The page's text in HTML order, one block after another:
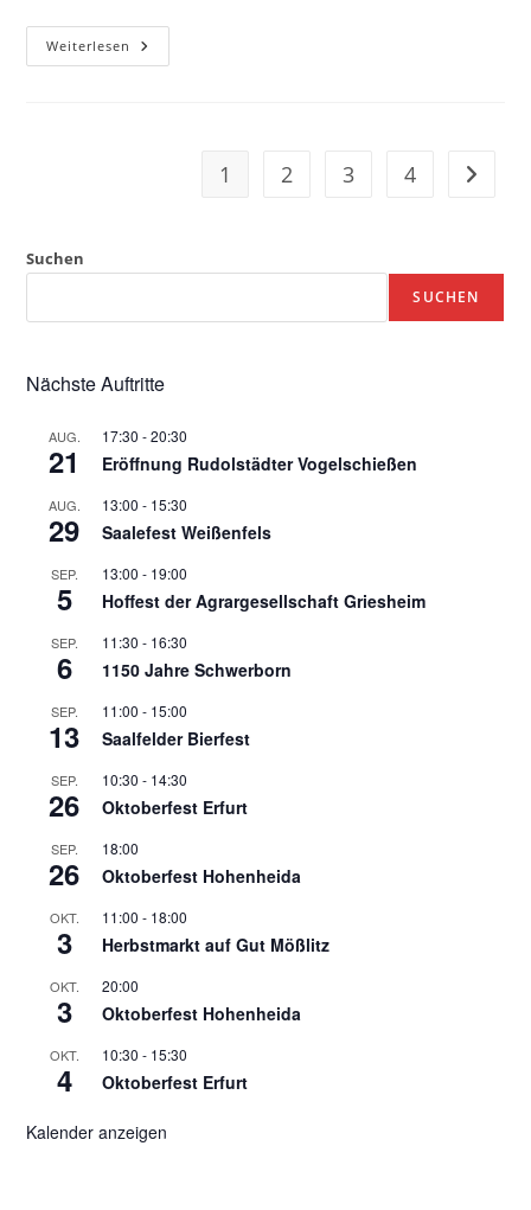
Weiterlesen Oktoberfest
Auf
1 2 3 4 Zur
Suchen
SUCHEN
Nächste Auftritte
AUG.
21
17:30 -20:30
Eröffnung Rudolstädter Vogelschießen
AUG.
29
13:00 - 15:30
Saalefest Weißenfels
SEP.
5
13:00 - 19:00
Hoffest der Agrargesellschaft Griesheim
SEP.
6
11:30 - 16:30
1150 Jahre Schwerborn
SEP.
13
11:00 - 15:00
Saalfelder Bierfest
SEP.
26
10:30 - 14:30
Oktoberfest Erfurt
SEP.
26
18:00
Oktoberfest Hohenheida
OKT.
3
11:00 - 18:00
Herbstmarkt auf Gut Mößlitz
OKT.
3
20:00
Oktoberfest Hohenheida
OKT.
4
10:30 - 15:30
Oktoberfest Erfurt
Kalender anzeigen